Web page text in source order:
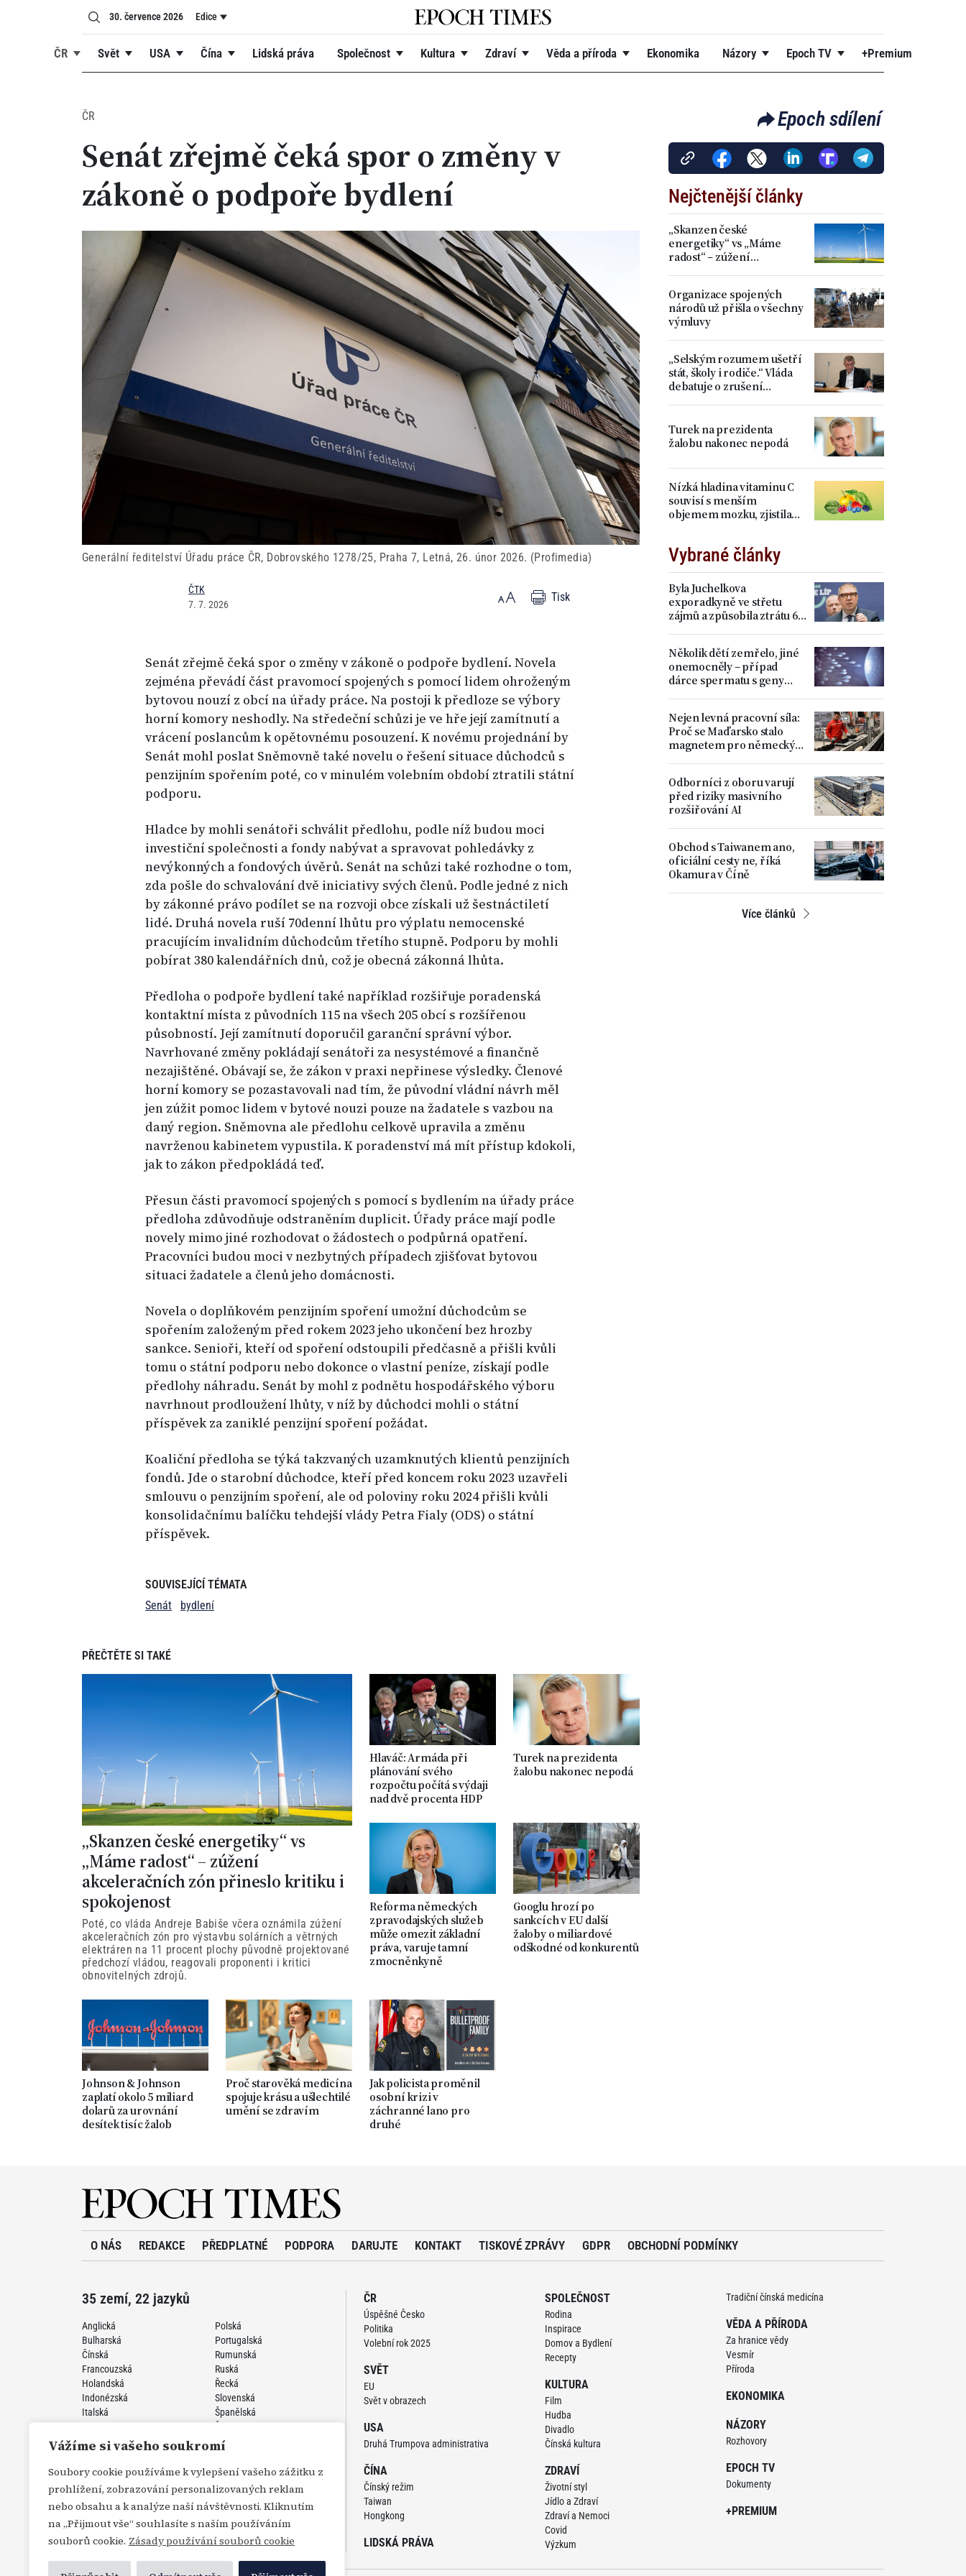
Vážíme si vašeho soukromí
Soubory cookie používáme k vylepšení vašeho zážitku z
prohlížení, zobrazování personalizovaných reklam
nebo obsahu a k analýze naší návštěvnosti. Kliknutím
na „Přijmout vše“ souhlasíte s naším používáním
souborů cookie. Zásady používání souborů cookie
30. července 2026 Edice
ČR Svět USA Čína Lidská práva Společnost Kultura Zdraví Věda a příroda Ekonomika Názory Epoch TV +Premium
ČR
Senát zřejmě čeká spor o změny v
zákoně o podpoře bydlení
Generální ředitelství Úřadu práce ČR, Dobrovského 1278/25, Praha 7, Letná, 26. únor 2026. (Profimedia)
ČTK
7. 7. 2026
Tisk
Senát zřejmě čeká spor o změny v zákoně o podpoře bydlení. Novela
zejména převádí část pravomocí spojených s pomocí lidem ohroženým
bytovou nouzí z obcí na úřady práce. Na postoji k předloze se výbory
horní komory neshodly. Na středeční schůzi je ve hře její zamítnutí a
vrácení poslancům k opětovnému posouzení. K novému projednání by
Senát mohl poslat Sněmovně také novelu o řešení situace důchodců s
penzijním spořením poté, co v minulém volebním období ztratili státní
podporu.
Hladce by mohli senátoři schválit předlohu, podle níž budou moci
investiční společnosti a fondy nabývat a spravovat pohledávky z
nevýkonných a fondových úvěrů. Senát na schůzi také rozhodne o tom,
zda pošle do schvalování dvě iniciativy svých členů. Podle jedné z nich
by zákonné právo podílet se na rozvoji obce získali už šestnáctiletí
lidé. Druhá novela ruší 70denní lhůtu pro výplatu nemocenské
pracujícím invalidním důchodcům třetího stupně. Podporu by mohli
pobírat 380 kalendářních dnů, což je obecná zákonná lhůta.
Předloha o podpoře bydlení také například rozšiřuje poradenská
kontaktní místa z původních 115 na všech 205 obcí s rozšířenou
působností. Její zamítnutí doporučil garanční správní výbor.
Navrhované změny pokládají senátoři za nesystémové a finančně
nezajištěné. Obávají se, že zákon v praxi nepřinese výsledky. Členové
horní komory se pozastavovali nad tím, že původní vládní návrh měl
jen zúžit pomoc lidem v bytové nouzi pouze na žadatele s vazbou na
daný region. Sněmovna ale předlohu celkově upravila a změnu
navrženou kabinetem vypustila. K poradenství má mít přístup kdokoli,
jak to zákon předpokládá teď.
Přesun části pravomocí spojených s pomocí s bydlením na úřady práce
předloha zdůvodňuje odstraněním duplicit. Úřady práce mají podle
novely mimo jiné rozhodovat o žádostech o podpůrná opatření.
Pracovníci budou moci v nezbytných případech zjišťovat bytovou
situaci žadatele a členů jeho domácnosti.
Novela o doplňkovém penzijním spoření umožní důchodcům se
spořením založeným před rokem 2023 jeho ukončení bez hrozby
sankce. Senioři, kteří od spoření odstoupili předčasně a přišli kvůli
tomu o státní podporu nebo dokonce o vlastní peníze, získají podle
předlohy náhradu. Senát by mohl z podnětu hospodářského výboru
navrhnout prodloužení lhůty, v níž by důchodci mohli o státní
příspěvek za zaniklé penzijní spoření požádat.
Koaliční předloha se týká takzvaných uzamknutých klientů penzijních
fondů. Jde o starobní důchodce, kteří před koncem roku 2023 uzavřeli
smlouvu o penzijním spoření, ale od poloviny roku 2024 přišli kvůli
konsolidačnímu balíčku tehdejší vlády Petra Fialy (ODS) o státní
příspěvek.
SOUVISEJÍCÍ TÉMATA
Senát
bydlení
PŘEČTĚTE SI TAKÉ
„Skanzen české energetiky“ vs
„Máme radost“ – zúžení
akceleračních zón přineslo kritiku i
spokojenost
Poté, co vláda Andreje Babiše včera oznámila zúžení
akceleračních zón pro výstavbu solárních a větrných
elektráren na 11 procent plochy původně projektované
předchozí vládou, reagovali proponenti i kritici
obnovitelných zdrojů.
Hlaváč: Armáda při
plánování svého
rozpočtu počítá s výdaji
nad dvě procenta HDP
Turek na prezidenta
žalobu nakonec nepodá
Reforma německých
zpravodajských služeb
může omezit základní
práva, varuje tamní
zmocněnkyně
Googlu hrozí po
sankcích v EU další
žaloby o miliardové
odškodné od konkurentů
Johnson & Johnson
zaplatí okolo 5 miliard
dolarů za urovnání
desítek tisíc žalob
Proč starověká medicína
spojuje krásu a ušlechtilé
umění se zdravím
Jak policista proměnil
osobní krizi v
záchranné lano pro
druhé
Epoch sdílení
Nejčtenější články
„Skanzen české
energetiky“ vs „Máme
radost“ – zúžení
Organizace spojených
národů už přišla o všechny
výmluvy
„Selským rozumem ušetří
stát, školy i rodiče.“ Vláda
debatuje o zrušení
Turek na prezidenta
žalobu nakonec nepodá
Nízká hladina vitaminu C
souvisí s menším
objemem mozku, zjistila
Vybrané články
Byla Juchelkova
exporadkyně ve střetu
zájmů a způsobila ztrátu 64
ministr
Několik dětí zemřelo, jiné
onemocněly – případ
dárce spermatu s geny
Nejen levná pracovní síla:
Proč se Maďarsko stalo
magnetem pro německý
Odborníci z oboru varují
před riziky masivního
rozšiřování AI
Obchod s Taiwanem ano,
oficiální cesty ne, říká
Okamura v Číně
Více článků
O NÁS REDAKCE PŘEDPLATNÉ PODPORA DARUJTE KONTAKT TISKOVÉ ZPRÁVY GDPR OBCHODNÍ PODMÍNKY
35 zemí, 22 jazyků
Anglická
Bulharská
Čínská
Francouzská
Holandská
Indonézská
Italská
Korejská
Perzská
Polská
Portugalská
Rumunská
Ruská
Řecká
Slovenská
Španělská
Turecká
Vietnamská
ČR
Úspěšné Česko
Politika
Volební rok 2025
SVĚT
EU
Svět v obrazech
USA
Druhá Trumpova administrativa
ČÍNA
Čínský režim
Taiwan
Hongkong
LIDSKÁ PRÁVA
SPOLEČNOST
Rodina
Inspirace
Domov a Bydlení
Recepty
KULTURA
Film
Hudba
Divadlo
Čínská kultura
ZDRAVÍ
Životní styl
Jídlo a Zdraví
Zdraví a Nemoci
Covid
Výzkum
Tradiční čínská medicína
VĚDA A PŘÍRODA
Za hranice vědy
Vesmír
Příroda
EKONOMIKA
NÁZORY
Rozhovory
EPOCH TV
Dokumenty
+PREMIUM